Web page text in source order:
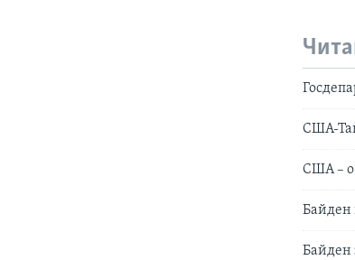
США-
США – о
Байден
Байден